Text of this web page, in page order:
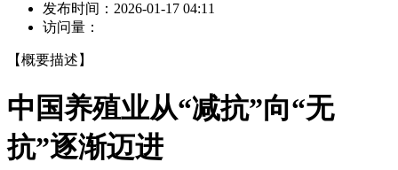
发布时间： 2026-01-17 04:11
访问量：
【概要描述】
中国养殖业从“减抗”向“无
抗”逐渐迈进